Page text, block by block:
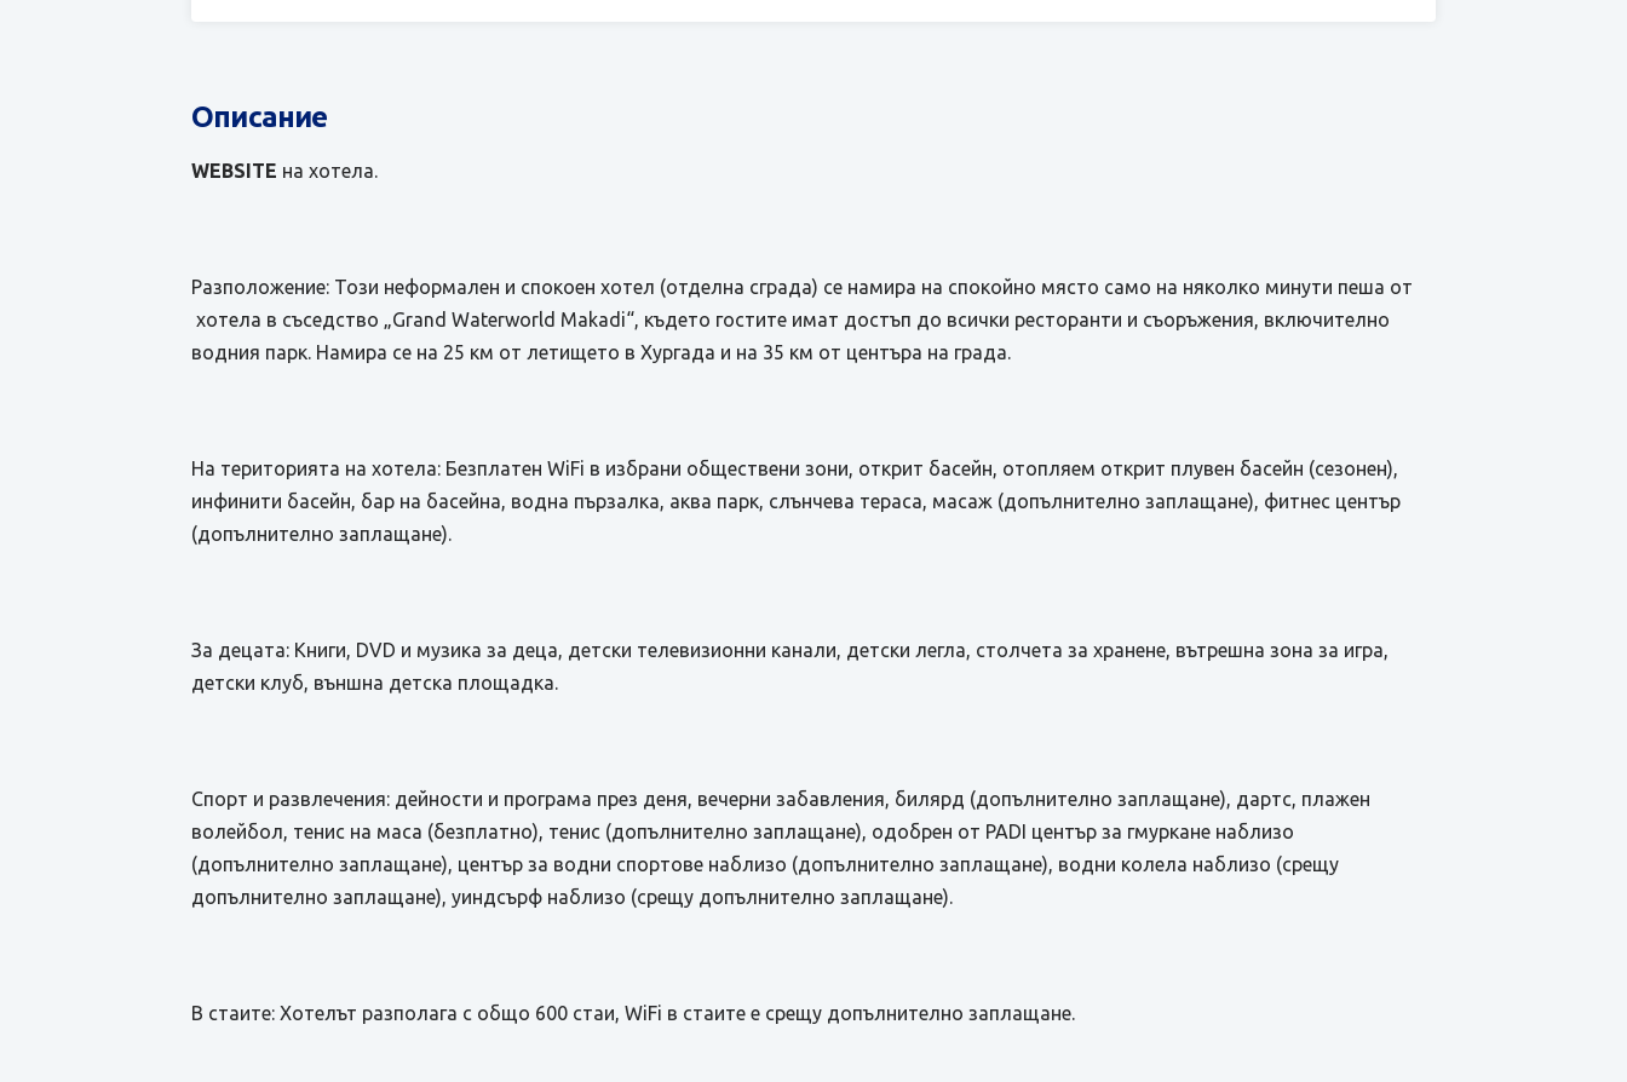
Описание
WEBSITE на хотела.
Разположение: Този неформален и спокоен хотел (отделна сграда) се намира на спокойно място само на няколко минути пеша от
хотела в съседство „Grand Waterworld Makadi“, където гостите имат достъп до всички ресторанти и съоръжения, включително
водния парк. Намира се на 25 км от летището в Хургада и на 35 км от центъра на града.
На територията на хотела: Безплатен WiFi в избрани обществени зони, открит басейн, отопляем открит плувен басейн (сезонен),
инфинити басейн, бар на басейна, водна пързалка, аква парк, слънчева тераса, масаж (допълнително заплащане), фитнес център
(допълнително заплащане).
За децата: Книги, DVD и музика за деца, детски телевизионни канали, детски легла, столчета за хранене, вътрешна зона за игра,
детски клуб, външна детска площадка.
Спорт и развлечения: дейности и програма през деня, вечерни забавления, билярд (допълнително заплащане), дартс, плажен
волейбол, тенис на маса (безплатно), тенис (допълнително заплащане), одобрен от PADI център за гмуркане наблизо
(допълнително заплащане), център за водни спортове наблизо (допълнително заплащане), водни колела наблизо (срещу
допълнително заплащане), уиндсърф наблизо (срещу допълнително заплащане).
В стаите: Хотелът разполага с общо 600 стаи, WiFi в стаите е срещу допълнително заплащане.